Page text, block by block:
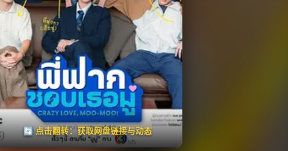
🔄 点击翻转：获取网盘链接与动态
失效请反馈
🧧️
天天领红包